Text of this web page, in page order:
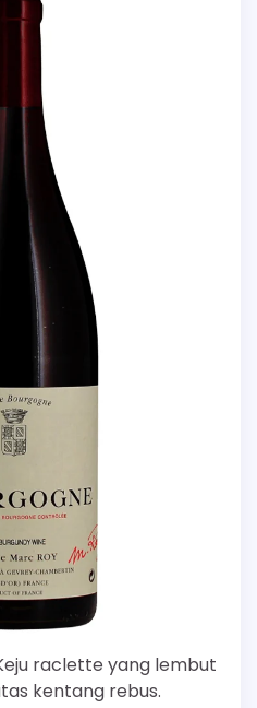
raclette yang lembut
kentang rebus.